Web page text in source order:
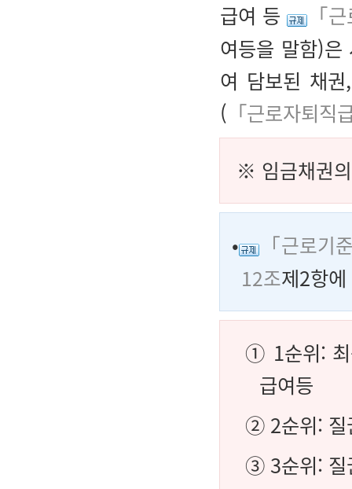
급여 등
「
여등을 말함)은
여 담보된 채
( 「근로자퇴
※ 임금채권
•
「근로기
12조제2항
① 1순위: 최
급여등
② 2순위: 질
③ 3순위: 질